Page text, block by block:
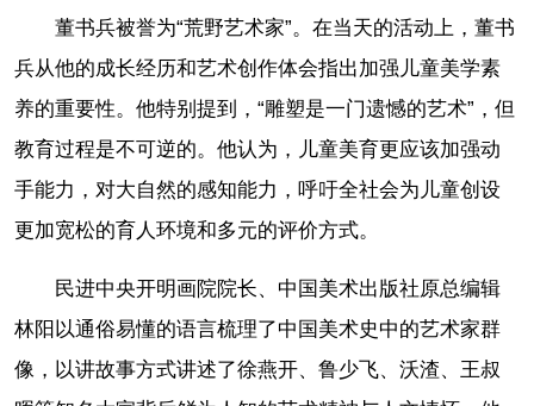
董书兵被誉为“荒野艺术家”。在当天的活动上，董书
兵从他的成长经历和艺术创作体会指出加强儿童美学素
养的重要性。他特别提到，“雕塑是一门遗憾的艺术”，但
教育过程是不可逆的。他认为，儿童美育更应该加强动
手能力，对大自然的感知能力，呼吁全社会为儿童创设
更加宽松的育人环境和多元的评价方式。
民进中央开明画院院长、中国美术出版社原总编辑
林阳以通俗易懂的语言梳理了中国美术史中的艺术家群
像，以讲故事方式讲述了徐燕开、鲁少飞、沃渣、王叔